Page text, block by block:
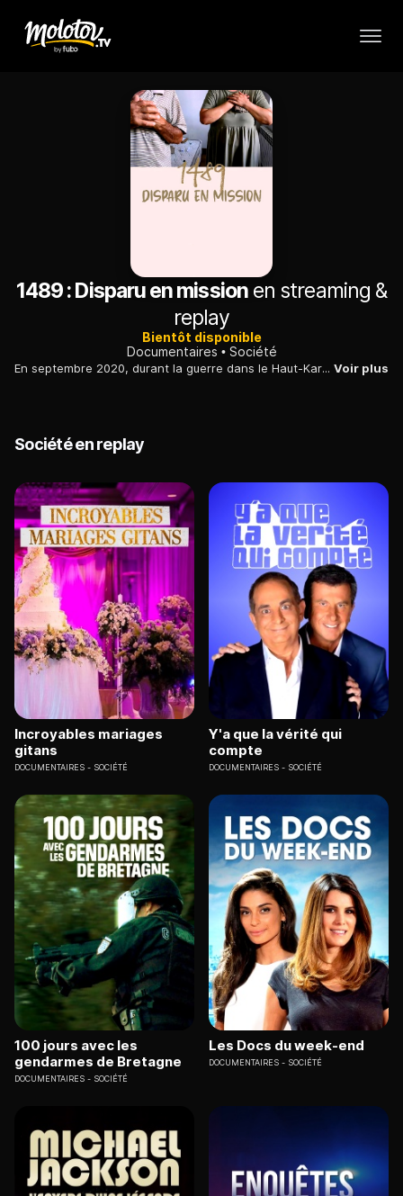
1489 : Disparu en missionen streaming &
replay
Bientôt disponible
Documentaires
Société
En septembre 2020, durant la guerre dans le Haut-Karabakh, un jeune soldat disparaît. Sa soeur filme l'abîme d'angoisse dans lequel sa famille sombre. Voir plus
Société en replay
Incroyables mariages
gitans
DOCUMENTAIRES SOCIÉTÉ
Y'a que la vérité qui
compte
DOCUMENTAIRES SOCIÉTÉ
100 jours avec les
gendarmes de Bretagne
DOCUMENTAIRES SOCIÉTÉ
Les Docs du week-end
DOCUMENTAIRES SOCIÉTÉ